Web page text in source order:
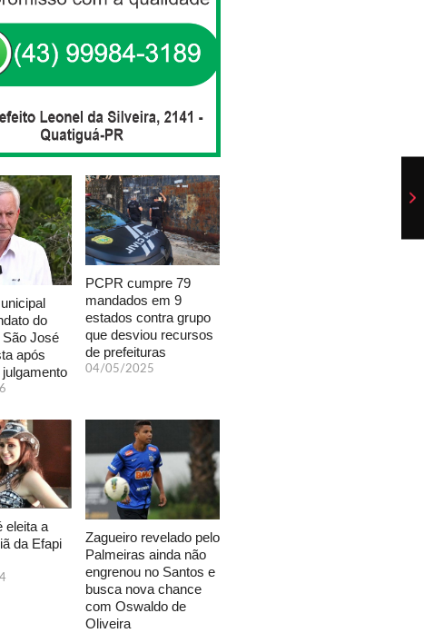
do
São José
após
PCPR cumpre 79
mandados em 9
estados contra grupo
que desviou recursos
de prefeituras
04/05/2025
eleita a
da Efapi
Zagueiro revelado pelo
Palmeiras ainda não
engrenou no Santos e
busca nova chance
com Oswaldo de
Oliveira